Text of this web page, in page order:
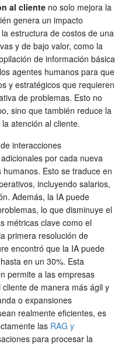
al cliente no solo mejora la
genera un impacto
estructura de costos de una
y de bajo valor, como la
de información básica
agentes humanos para que
y estratégicos que requieren
de problemas. Esto no
sino que también reduce la
atención al cliente.
interacciones
por cada nueva
Esto se traduce en
incluyendo salarios,
Además, la IA puede
lo que disminuye el
métricas clave como el
primera resolución de
encontró que la IA puede
en un 30%. Esta
permite a las empresas
de manera más ágil y
o expansiones
realmente eficientes, es
las RAG y
para procesar la